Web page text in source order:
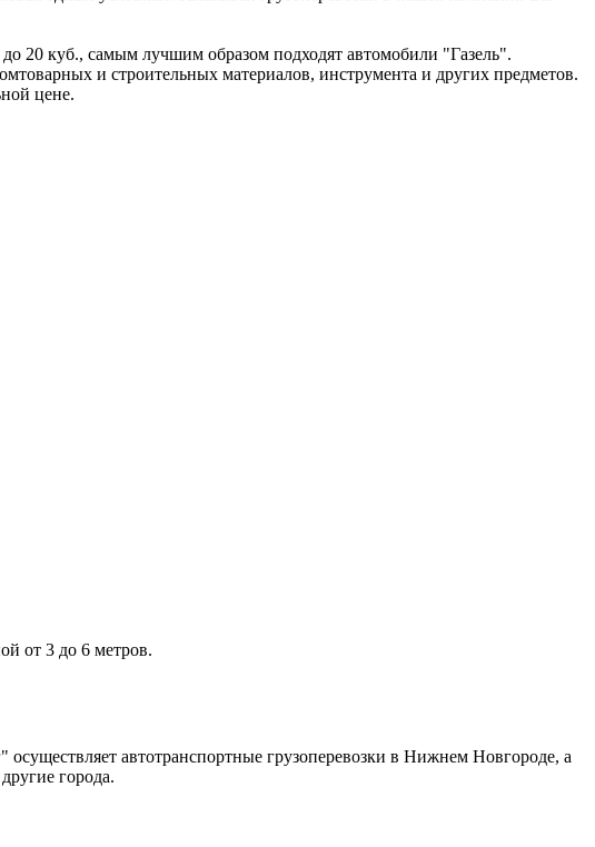
20 куб., самым лучшим образом подходят автомобили "Газель".
и строительных материалов, инструмента и других предметов.
цене.
от 3 до 6 метров.
автотранспортные грузоперевозки в Нижнем Новгороде, а
города.